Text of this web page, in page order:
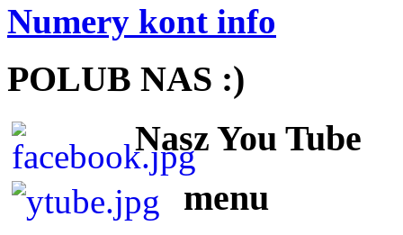
Numery kont info
POLUB NAS :)
Nasz You Tube
menu